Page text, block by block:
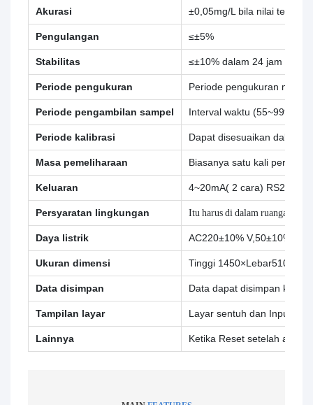
Akurasi ±0,05mg/L bila nilai terukur
Pengulangan ≤±5%
Stabilitas ≤±10% dalam 24 jam
Periode pengukuran Periode pengukuran
Periode pengambilan sampel Interval waktu (55~9999
Periode kalibrasi Dapat disesuaikan dalam 1
Masa pemeliharaan Biasanya satu kali per
Keluaran 4~20mA( 2 cara)
Persyaratan lingkungan Itu harus di dalam ruangan
Daya listrik AC220±10% V,50±10%
Ukuran dimensi Tinggi
Data disimpan Data dapat disimpan
Tampilan layar Layar sentuh dan Input
Lainnya Ketika Reset setelah